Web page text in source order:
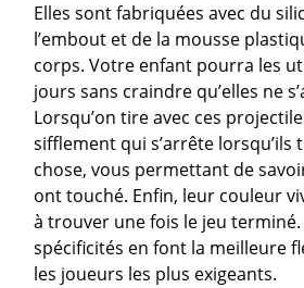
Elles sont fabriquées avec du
l’embout et de la mousse
corps. Votre enfant pourra les
jours sans craindre qu’elles ne
Lorsqu’on tire avec ces
sifflement qui s’arrête
chose, vous permettant de
ont touché. Enfin, leur couleur
à trouver une fois le jeu terminé.
spécificités en font la meilleure
les joueurs les plus exigeants.